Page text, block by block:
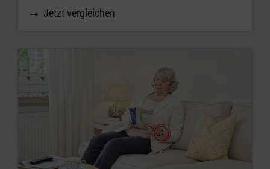
Jetzt vergleichen